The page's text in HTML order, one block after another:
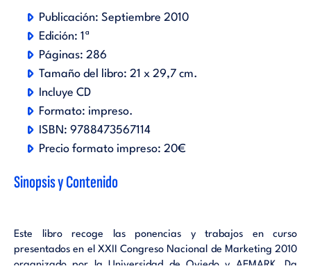
Publicación: Septiembre 2010
Edición: 1ª
Páginas: 286
Tamaño del libro: 21 x 29,7 cm.
Incluye CD
Formato: impreso.
ISBN: 9788473567114
Precio formato impreso: 20€
Sinopsis y Contenido
Este libro recoge las ponencias y trabajos en curso
presentados en el XXII Congreso Nacional de Marketing 2010
organizado por la Universidad de Oviedo y AEMARK. Da